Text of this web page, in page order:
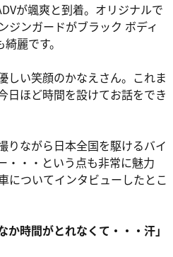
が颯爽と到着。オリジナルで
ジンガードがブラック ボディ
麗です。
しい笑顔のかなえさん。これま
日ほど時間を設けてお話をでき
りながら日本全国を駆けるバイ
・・・という点も非常に魅力
についてインタビューしたとこ
か時間がとれなくて・・・汗」